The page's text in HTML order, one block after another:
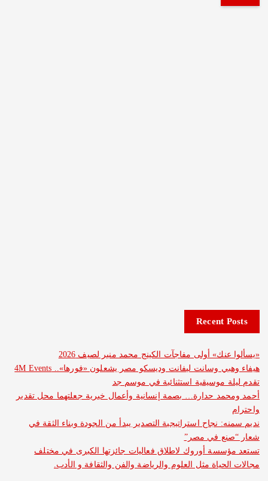
Recent
أولى مفاجآت الكينج محمد منير لصيف 2026
هيفاء وهبي وسانت ليفانت وديسكو مصر يشعلون «فورها».. 4M Events
موسيقية استثنائية في موسم جد
حدارة… بصمة إنسانية وأعمال خيرية جعلتهما محل تقدير
نجاح استراتيجية التصدير يبدأ من الجودة وبناء الثقة في
في مصر”
أوروك لاطلاق فعاليات جائزتها الكبرى في مختلف
مثل العلوم والرياضة والفن والثقافة و الأدب.